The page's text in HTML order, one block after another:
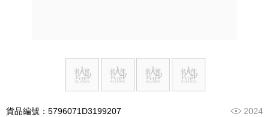
貨品編號：5796071D3199207 2024